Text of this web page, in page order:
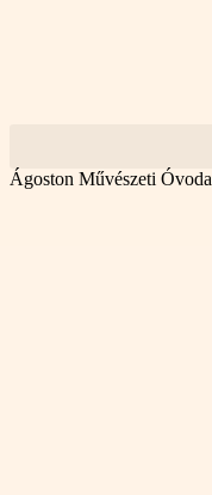
Ágoston Művészeti Óvoda